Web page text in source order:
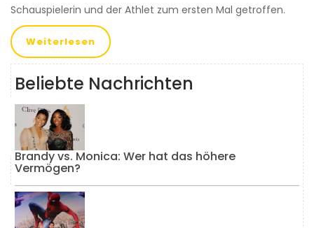
Schauspielerin und der Athlet zum ersten Mal getroffen.
Weiterlesen
Beliebte Nachrichten
Brandy vs. Monica: Wer hat das höhere
Vermögen?